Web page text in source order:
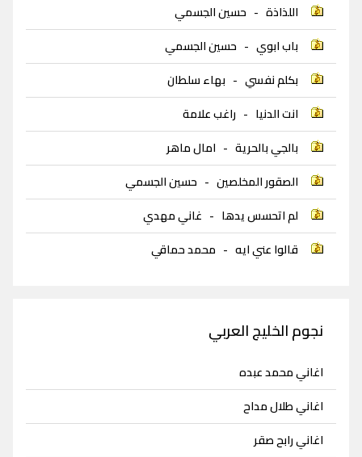
اللذاذة - حسين الجسمي
باب ابوي - حسين الجسمي
بكلم نفسي - بهاء سلطان
انت الدنيا - راغب علامة
بالجي بالحرية - امال ماهر
الصقور المخلصين - حسين الجسمي
لم اتحسس يدها - غاني مهدي
قالوا عني ايه - محمد حماقي
نجوم الخليج العربي
اغاني محمد عبده
اغاني طلال مداح
اغاني رابح صقر